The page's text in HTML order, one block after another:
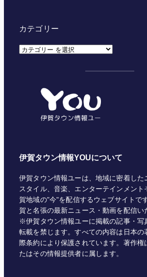
カテゴリー
カ
伊賀タウン情報YOUについて
伊賀タウン情報ユーは、地域に密着した
スタイル、音楽、エンターテインメント
賀地域の"今"を配信するウェブサイトで
賀と名張の最新ニュース・動画を配信い
※伊賀タウン情報ユーに掲載の記事・写
転載を禁じます。すべての内容は日本の
際条約により保護されています。著作権
たはその情報提供者に属します。